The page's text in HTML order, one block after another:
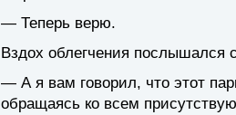
— Теперь верю.
Вздох облегчения послышался
— А я вам говорил, что этот
обращаясь ко всем